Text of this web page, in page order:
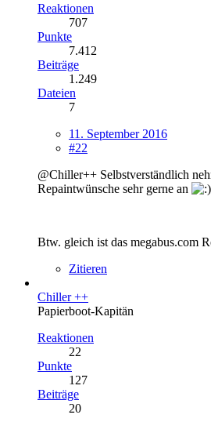
Reaktionen
707
Punkte
7.412
Beiträge
1.249
Dateien
7
11. September 2016
#22
@Chiller++ Selbstverständlich
Repaintwünsche sehr gerne an
Btw. gleich ist das megabus.com
Zitieren
Chiller ++
Papierboot-Kapitän
Reaktionen
22
Punkte
127
Beiträge
20